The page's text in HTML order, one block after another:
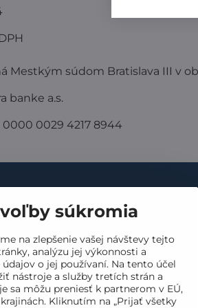
Mestkým súdom Bratislava III v
banke a.s.
0000 0029 4217 8944
obchodné
GDPR
vrátenie a
reklamácia
cookies
súkromia
na zlepšenie vašej návštevy tejto
analýzu jej výkonnosti a
o jej používaní. Na tento účel
nástroje a služby tretích strán a
sa môžu preniesť k partnerom v EÚ,
Kliknutím na „Prijať všetky